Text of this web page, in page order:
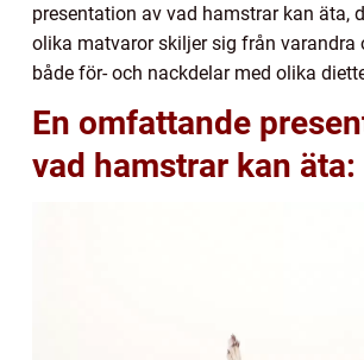
presentation av vad hamstrar kan äta,
olika matvaror skiljer sig från varandra
både för- och nackdelar med olika
En omfattande
vad hamstrar kan äta: